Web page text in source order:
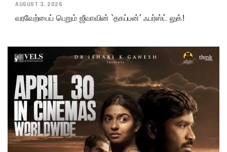
AUGUST 3, 2026
வரவேற்பைப் பெறும் ஜீவாவின் ‘தகப்பன்’ ஃபர்ஸ்ட் லுக்!